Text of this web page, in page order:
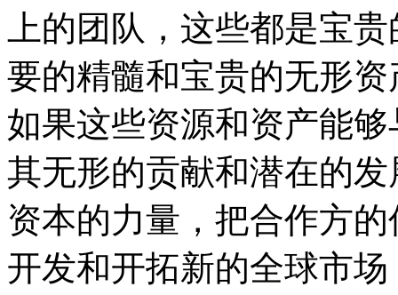
上的团队，这些都是宝
要的精髓和宝贵的无形
如果这些资源和资产能
其无形的贡献和潜在的
资本的力量，把合作方
开发和开拓新的全球市